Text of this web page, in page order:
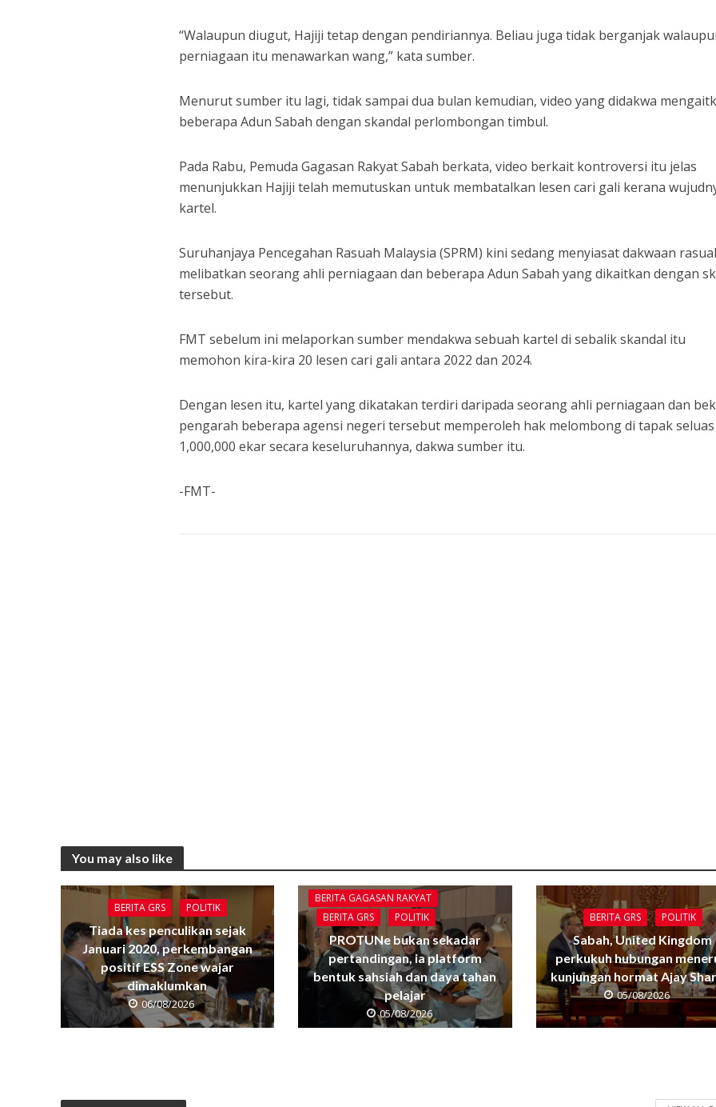
“Walaupun diugut, Hajiji tetap dengan pendiriannya. Beliau juga tidak berganjak
perniagaan itu menawarkan wang,” kata sumber.
Menurut sumber itu lagi, tidak sampai dua bulan kemudian, video yang didakwa
beberapa Adun Sabah dengan skandal perlombongan timbul.
Pada Rabu, Pemuda Gagasan Rakyat Sabah berkata, video berkait kontroversi itu jelas
menunjukkan Hajiji telah memutuskan untuk membatalkan lesen cari gali kerana
kartel.
Suruhanjaya Pencegahan Rasuah Malaysia (SPRM) kini sedang menyiasat dakwaan
melibatkan seorang ahli perniagaan dan beberapa Adun Sabah yang dikaitkan dengan
tersebut.
FMT sebelum ini melaporkan sumber mendakwa sebuah kartel di sebalik skandal itu
memohon kira-kira 20 lesen cari gali antara 2022 dan 2024.
Dengan lesen itu, kartel yang dikatakan terdiri daripada seorang ahli perniagaan dan
pengarah beberapa agensi negeri tersebut memperoleh hak melombong di tapak seluas
1,000,000 ekar secara keseluruhannya, dakwa sumber itu.
-FMT-
You may also like
BERITA GRS POLITIK
Tiada kes penculikan sejak
Januari 2020, perkembangan
positif ESS Zone wajar
dimaklumkan
06/08/2026
BERITA GAGASAN RAKYAT
BERITA GRS
POLITIK
PROTUNe bukan sekadar
pertandingan, ia platform
bentuk sahsiah dan daya tahan
pelajar
05/08/2026
BERITA GRS POLITIK
Sabah, United Kingdom
perkukuh hubungan
kunjungan hormat Ajay
05/08/2026